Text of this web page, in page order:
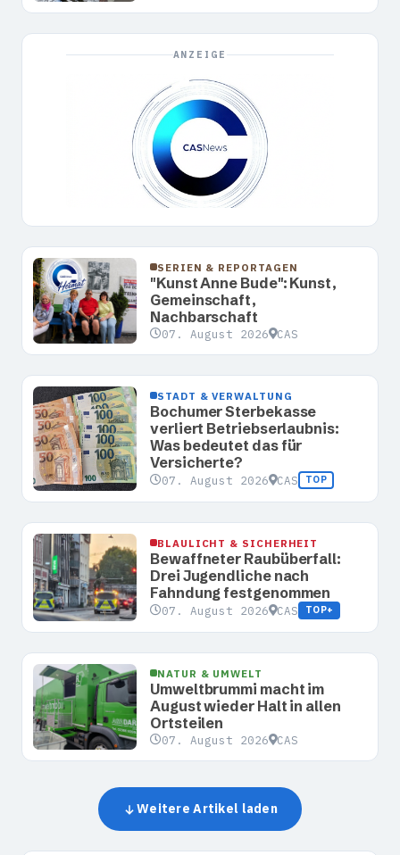
ANZEIGE
SERIEN & REPORTAGEN
"Kunst Anne Bude": Kunst,
Gemeinschaft,
Nachbarschaft
07. August 2026 CAS
STADT & VERWALTUNG
Bochumer Sterbekasse
verliert Betriebserlaubnis:
Was bedeutet das für
Versicherte?
07. August 2026 CAS TOP
BLAULICHT & SICHERHEIT
Bewaffneter Raubüberfall:
Drei Jugendliche nach
Fahndung festgenommen
07. August 2026 CAS TOP+
NATUR & UMWELT
Umweltbrummi macht im
August wieder Halt in allen
Ortsteilen
07. August 2026 CAS
Weitere Artikel laden